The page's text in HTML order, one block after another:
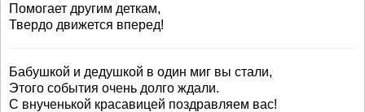
Помогает другим деткам,
Твердо движется вперед!
Бабушкой и дедушкой в один миг вы стали,
Этого события очень долго ждали.
С внученькой красавицей поздравляем вас!